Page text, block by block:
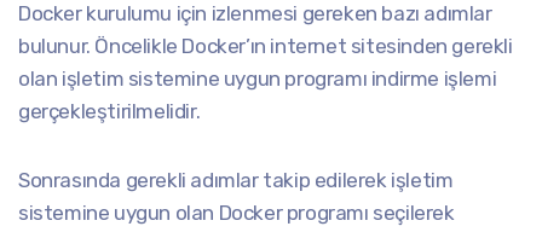
Docker kurulumu için izlenmesi gereken bazı adımlar
bulunur. Öncelikle Docker’ın internet sitesinden gerekli
olan işletim sistemine uygun programı indirme işlemi
gerçekleştirilmelidir.
Sonrasında gerekli adımlar takip edilerek işletim
sistemine uygun olan Docker programı seçilerek